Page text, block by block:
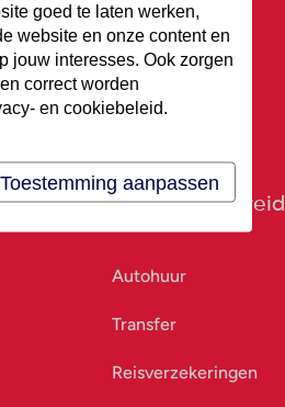
Goed voorbereid
Autohuur
Transfer
Reisverzekeringen
goed te laten werken,
website en onze content en
jouw interesses. Ook zorgen
correct worden
en cookiebeleid.
Toestemming aanpassen